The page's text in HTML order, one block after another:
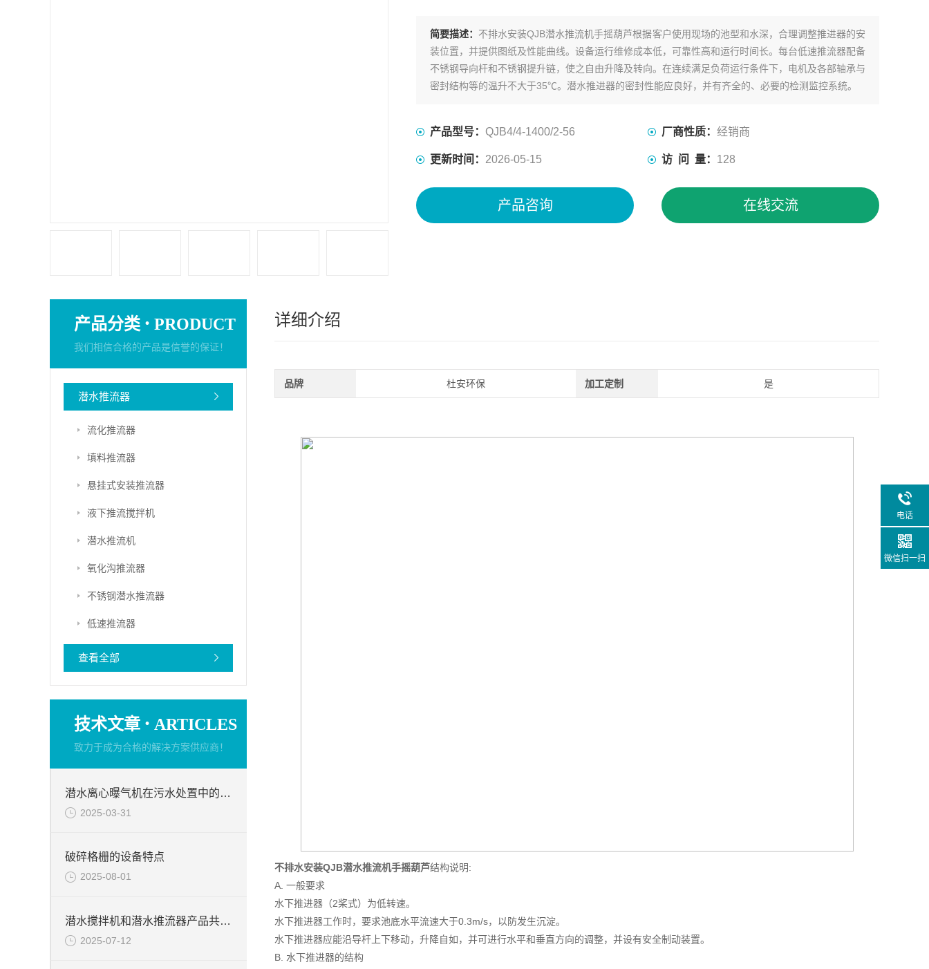
简要描述： 不排水安装QJB潜水推流机手摇葫芦根据客户使用现场的池型和水深，合理调整推进器的安
装位置，并提供图纸及性能曲线。设备运行维修成本低，可靠性高和运行时间长。每台低速推流器配备
不锈钢导向杆和不锈钢提升链，使之自由升降及转向。在连续满足负荷运行条件下，电机及各部轴承与
密封结构等的温升不大于35℃。潜水推进器的密封性能应良好，并有齐全的、必要的检测监控系统。
产品型号： QJB4/4-1400/2-56 厂商性质： 经销商
更新时间： 2026-05-15 访 问 量： 128
产品咨询 在线交流
产品分类 · PRODUCT
我们相信合格的产品是信誉的保证！
潜水推流器
流化推流器
填料推流器
悬挂式安装推流器
液下推流搅拌机
潜水推流机
氧化沟推流器
不锈钢潜水推流器
低速推流器
查看全部
技术文章 · ARTICLES
致力于成为合格的解决方案供应商！
潜水离心曝气机在污水处置中的使用
2025-03-31
破碎格栅的设备特点
2025-08-01
潜水搅拌机和潜水推流器产品共同点
2025-07-12
详细介绍
品牌 杜安环保 加工定制 是
不排水安装QJB潜水推流机手摇葫芦结构说明:
A. 一般要求
水下推进器（2桨式）为低转速。
水下推进器工作时，要求池底水平流速大于0.3m/s，以防发生沉淀。
水下推进器应能沿导杆上下移动，升降自如，并可进行水平和垂直方向的调整，并设有安全制动装置。
B. 水下推进器的结构
电话
微信扫一扫